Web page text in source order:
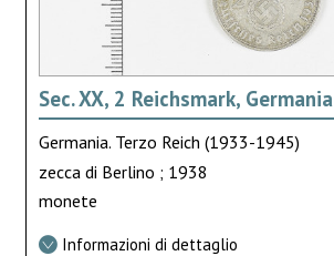
Sec. XX, 2 Reichsmark, Germania
Germania. Terzo Reich (1933-1945)
zecca di Berlino ; 1938
monete
Informazioni di dettaglio